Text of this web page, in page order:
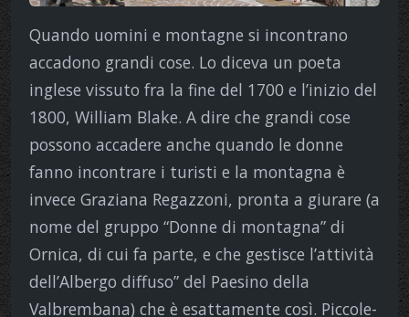
Quando uomini e montagne si incontrano
accadono grandi cose. Lo diceva un poeta
inglese vissuto fra la fine del 1700 e l’inizio del
1800, William Blake. A dire che grandi cose
possono accadere anche quando le donne
fanno incontrare i turisti e la montagna è
invece Graziana Regazzoni, pronta a giurare (a
nome del gruppo “Donne di montagna” di
Ornica, di cui fa parte, e che gestisce l’attività
dell’Albergo diffuso” del Paesino della
Valbrembana) che è esattamente così. Piccole-